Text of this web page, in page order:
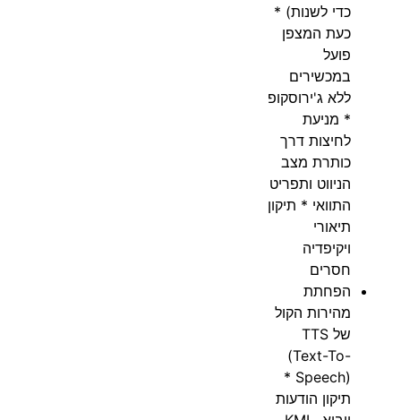
כדי לשנות) *
כעת המצפן
פועל
במכשירים
ללא ג'ירוסקופ
* מניעת
לחיצות דרך
כותרת מצב
הניווט ותפריט
התוואי * תיקון
תיאורי
ויקיפדיה
חסרים
הפחתת
מהירות הקול
של TTS
(Text-To-
Speech) *
תיקון הודעות